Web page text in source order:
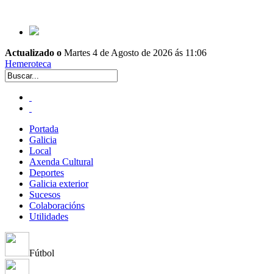
Actualizado o Martes 4 de Agosto de 2026 ás 11:06
Hemeroteca
Portada
Galicia
Local
Axenda Cultural
Deportes
Galicia exterior
Sucesos
Colaboracións
Utilidades
Fútbol